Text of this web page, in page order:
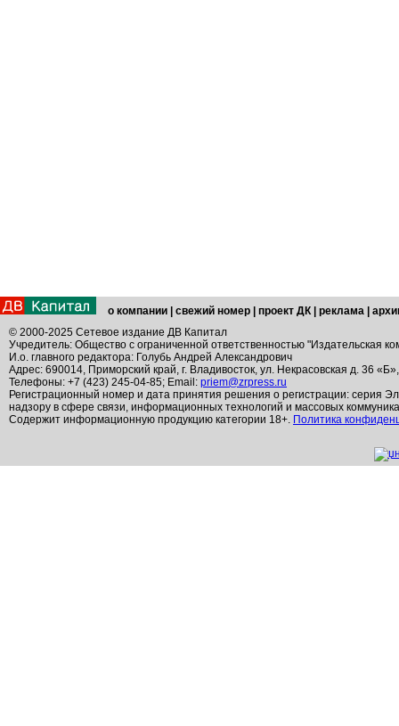
о компании свежий номер проект ДК реклама
© 2000-2025 Сетевое издание ДВ Капитал
Учредитель: Общество с ограниченной ответственностью "Издательская
И.о. главного редактора: Голубь Андрей Александрович
Адрес: 690014, Приморский край, г. Владивосток, ул. Некрасовская д. 36
Телефоны: +7 (423) 245-04-85; Email: priem@zrpress.ru
Регистрационный номер и дата принятия решения о регистрации: серия
надзору в сфере связи, информационных технологий и массовых
Содержит информационную продукцию категории 18+. Политика